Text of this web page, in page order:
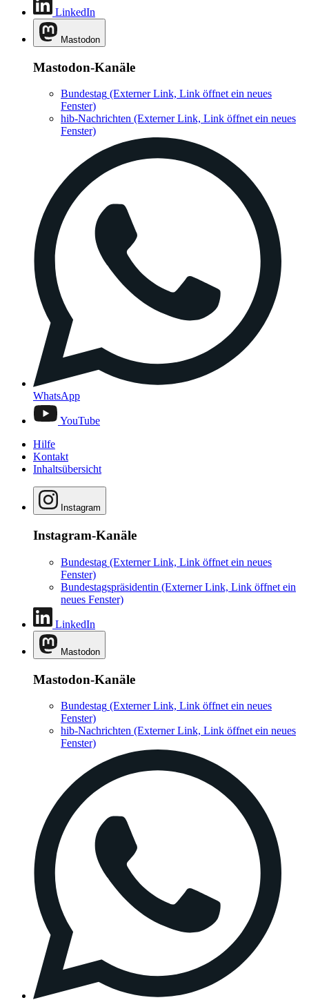
LinkedIn
Mastodon
Mastodon-Kanäle
Bundestag (Externer Link, Link öffnet ein neues
Fenster)
hib-Nachrichten (Externer Link, Link öffnet ein neues
Fenster)
WhatsApp
YouTube
Hilfe
Kontakt
Inhaltsübersicht
Instagram
Instagram-Kanäle
Bundestag (Externer Link, Link öffnet ein neues
Fenster)
Bundestagspräsidentin (Externer Link, Link öffnet ein
neues Fenster)
LinkedIn
Mastodon
Mastodon-Kanäle
Bundestag (Externer Link, Link öffnet ein neues
Fenster)
hib-Nachrichten (Externer Link, Link öffnet ein neues
Fenster)